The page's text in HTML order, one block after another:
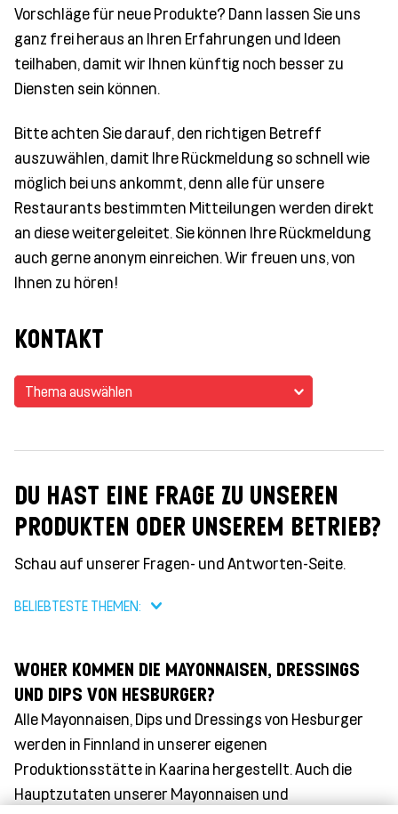
Vorschläge für neue Produkte? Dann lassen Sie uns
ganz frei heraus an Ihren Erfahrungen und Ideen
teilhaben, damit wir Ihnen künftig noch besser zu
Diensten sein können.
Bitte achten Sie darauf, den richtigen Betreff
auszuwählen, damit Ihre Rückmeldung so schnell wie
möglich bei uns ankommt, denn alle für unsere
Restaurants bestimmten Mitteilungen werden direkt
an diese weitergeleitet. Sie können Ihre Rückmeldung
auch gerne anonym einreichen. Wir freuen uns, von
Ihnen zu hören!
KONTAKT
Thema auswählen
DU HAST EINE FRAGE ZU UNSEREN
PRODUKTEN ODER UNSEREM BETRIEB?
Schau auf unserer Fragen- und Antworten-Seite.
BELIEBTESTE THEMEN:
WOHER KOMMEN DIE MAYONNAISEN, DRESSINGS
UND DIPS VON HESBURGER?
Alle Mayonnaisen, Dips und Dressings von Hesburger
werden in Finnland in unserer eigenen
Produktionsstätte in Kaarina hergestellt. Auch die
Hauptzutaten unserer Mayonnaisen und